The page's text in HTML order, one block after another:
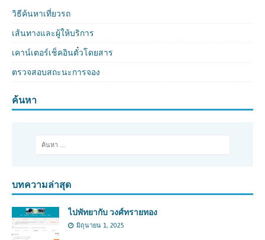
วิธีค้นหาเที่ยวรถ
เส้นทางและผู้ให้บริการ
เคาน์เตอร์เช็คอินตั๋วโดยสาร
ตรวจสอบสถะนะการจอง
ค้นหา
บทความล่าสุด
ไปพัทยากับ วงศ์ทรายทอง
มิถุนายน 1, 2025